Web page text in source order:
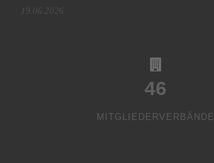
19.06.2026
46
MITGLIEDERVERBÄNDE